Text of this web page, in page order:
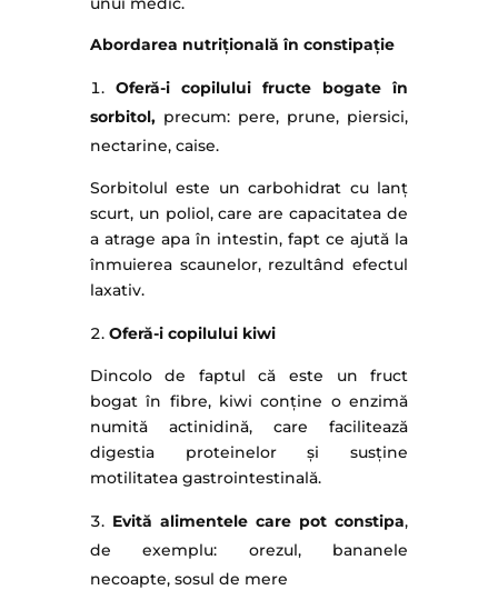
Abordarea nutrițională în constipație
Oferă-i copilului fructe bogate în
sorbitol, precum: pere, prune, piersici,
nectarine, caise.
Sorbitolul este un carbohidrat cu lanț
scurt, un poliol, care are capacitatea de
a atrage apa în intestin, fapt ce ajută la
înmuierea scaunelor, rezultând efectul
laxativ.
Oferă-i copilului kiwi
Dincolo de faptul că este un fruct
bogat în fibre, kiwi conține o enzimă
numită actinidină, care facilitează
digestia proteinelor și susține
motilitatea gastrointestinală.
Evită alimentele care pot constipa,
de exemplu: orezul, bananele
necoapte, sosul de mere